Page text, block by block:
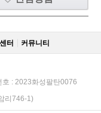
터 커뮤니티
: 2023화성팔탄0076
리746-1)